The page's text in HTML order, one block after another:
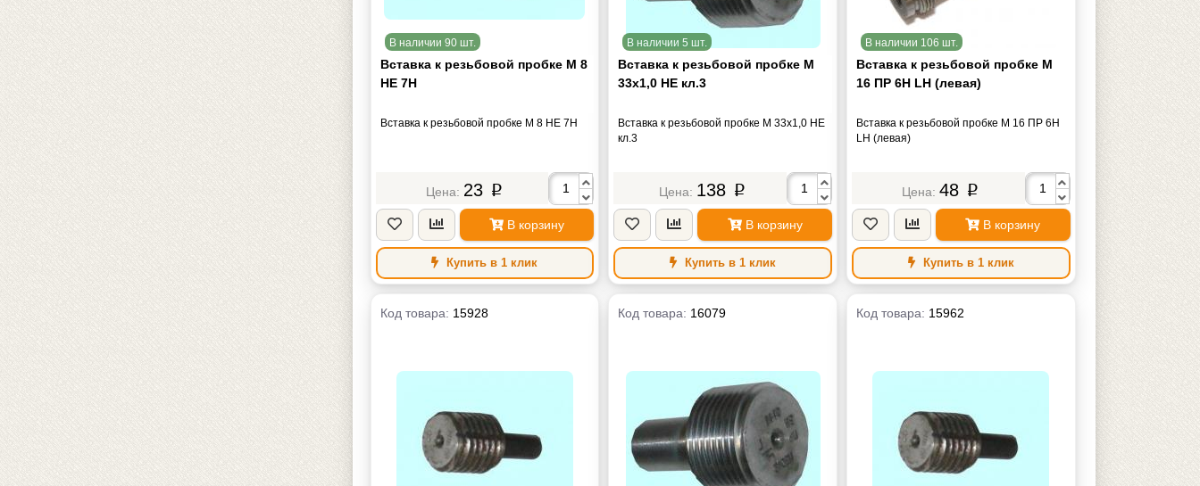
В наличии 90 шт.
Вставка к резьбовой пробке М 8
НЕ 7H
Вставка к резьбовой пробке М 8 НЕ 7H
23 p
В корзину
Купить в 1 клик
В наличии 5 шт.
Вставка к резьбовой пробке М
33х1,0 НЕ кл.3
Вставка к резьбовой пробке М 33х1,0 НЕ
кл.3
138 p
В корзину
Купить в 1 клик
В наличии 106 шт.
Вставка к резьбовой пробке М
16 ПР 6Н LH (левая)
Вставка к резьбовой пробке М 16 ПР 6Н
LH (левая)
48 p
В корзину
Купить в 1 клик
Код товара: 15928 Код товара: 16079 Код товара: 15962